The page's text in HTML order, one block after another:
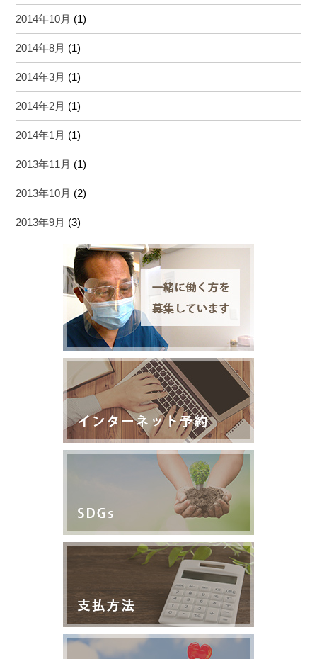
2014年10月 (1)
2014年8月 (1)
2014年3月 (1)
2014年2月 (1)
2014年1月 (1)
2013年11月 (1)
2013年10月 (2)
2013年9月 (3)